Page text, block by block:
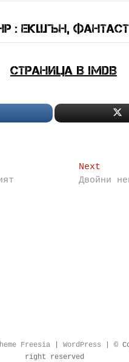
: екшън,
Страница в IMDB
NextNext
post:
Двойни
Freesia| WordPress | ©
right reserved